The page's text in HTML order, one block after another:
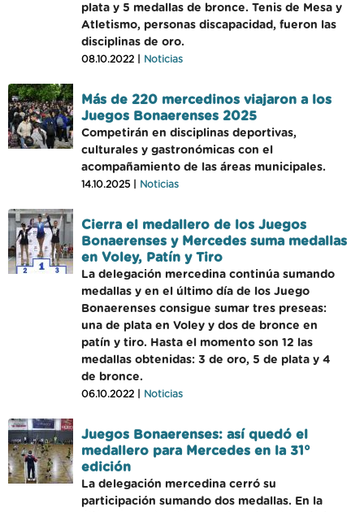
plata y 5 medallas de bronce. Tenis de Mesa y
Atletismo, personas discapacidad, fueron las
disciplinas de oro.
08.10.2022 | Noticias
Más de 220 mercedinos viajaron a los
Juegos Bonaerenses 2025
Competirán en disciplinas deportivas,
culturales y gastronómicas con el
acompañamiento de las áreas municipales.
14.10.2025 | Noticias
Cierra el medallero de los Juegos
Bonaerenses y Mercedes suma medallas
en Voley, Patín y Tiro
La delegación mercedina continúa sumando
medallas y en el último día de los Juego
Bonaerenses consigue sumar tres preseas:
una de plata en Voley y dos de bronce en
patín y tiro. Hasta el momento son 12 las
medallas obtenidas: 3 de oro, 5 de plata y 4
de bronce.
06.10.2022 | Noticias
Juegos Bonaerenses: así quedó el
medallero para Mercedes en la 31°
edición
La delegación mercedina cerró su
participación sumando dos medallas. En la